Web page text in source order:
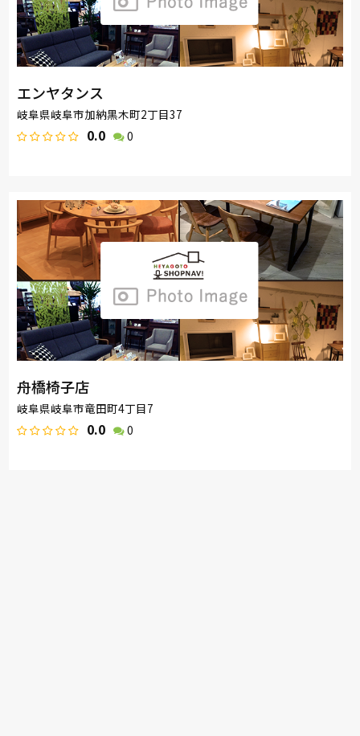
エンヤタンス
岐阜県岐阜市加納黒木町2丁目37
0.0 0
舟橋椅子店
岐阜県岐阜市竜田町4丁目7
0.0 0